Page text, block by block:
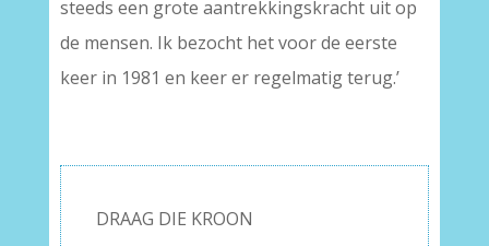
steeds een grote aantrekkingskracht uit op
de mensen. Ik bezocht het voor de eerste
keer in 1981 en keer er regelmatig terug.’
DRAAG DIE KROON